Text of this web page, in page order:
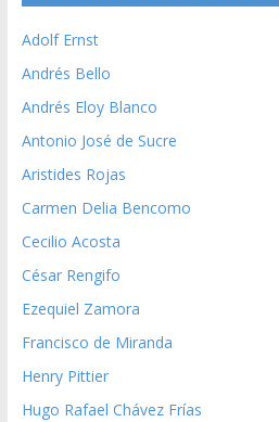
Adolf Ernst
Andrés Bello
Andrés Eloy Blanco
Antonio José de Sucre
Aristides Rojas
Carmen Delia Bencomo
Cecilio Acosta
César Rengifo
Ezequiel Zamora
Francisco de Miranda
Henry Pittier
Hugo Rafael Chávez Frías